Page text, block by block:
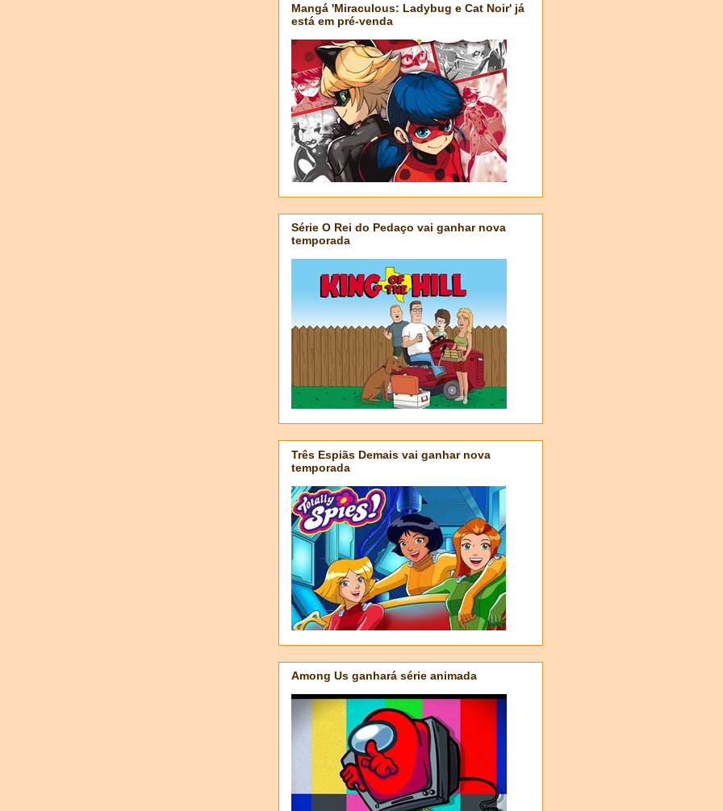
Mangá 'Miraculous: Ladybug e Cat Noir' já
está em pré-venda
Série O Rei do Pedaço vai ganhar nova
temporada
Três Espiãs Demais vai ganhar nova
temporada
Among Us ganhará série animada